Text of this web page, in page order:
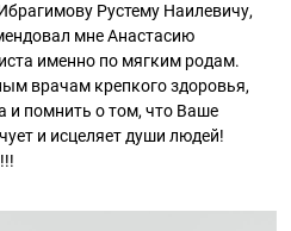
Рустему Наилевичу,
мне Анастасию
именно по мягким родам.
врачам крепкого здоровья,
и помнить о том, что Ваше
и исцеляет души людей!